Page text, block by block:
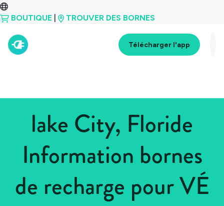
BOUTIQUE TROUVER DES BORNES
Télécharger l'app
lake City, Floride
Information bornes
de recharge pour VÉ
États-Unis > Floride